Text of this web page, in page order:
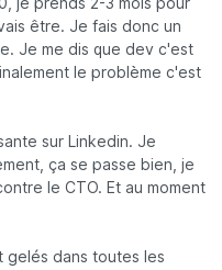
je prends 2-3 mois pour
être. Je fais donc un
Je me dis que dev c'est
le problème c'est
sur Linkedin. Je
ça se passe bien, je
le CTO. Et au moment
gelés dans toutes les